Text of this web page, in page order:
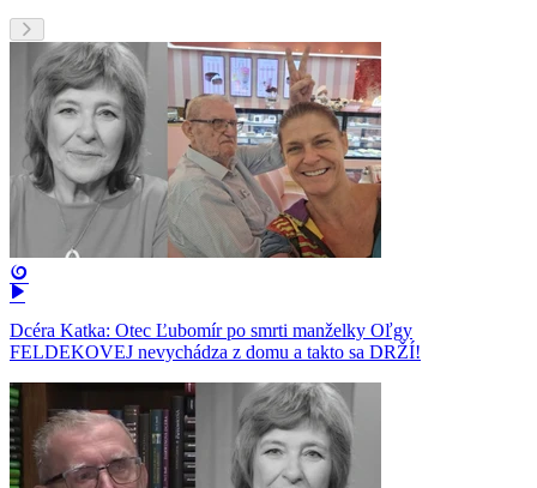
Dcéra Katka: Otec Ľubomír po smrti manželky Oľgy
FELDEKOVEJ nevychádza z domu a takto sa DRŽÍ!